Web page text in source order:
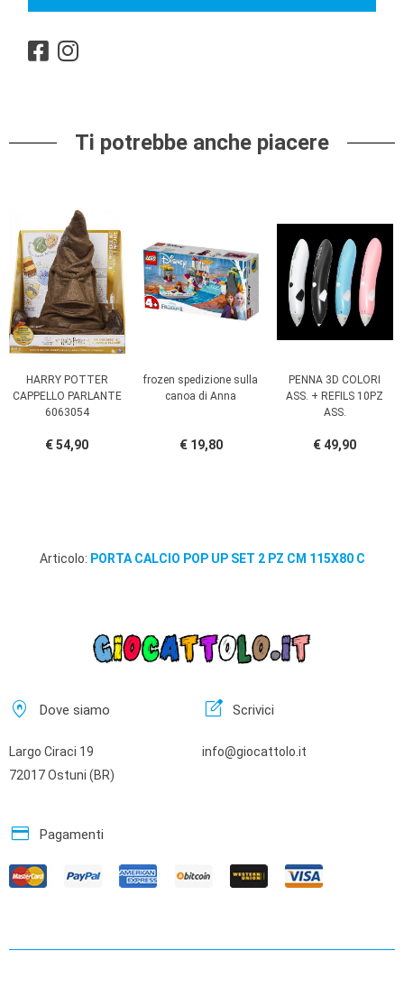
Ti potrebbe anche piacere
HARRY POTTER
CAPPELLO PARLANTE
6063054
€ 54,90
frozen spedizione sulla
canoa di Anna
€ 19,80
PENNA 3D COLORI
ASS. + REFILS 10PZ
ASS.
€ 49,90
Articolo: PORTA CALCIO POP UP SET 2 PZ CM 115X80 C
home_pin Dove siamo
Largo Ciraci 19
72017 Ostuni (BR)
edit_square Scrivici
info@giocattolo.it
credit_card Pagamenti